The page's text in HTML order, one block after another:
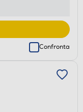
Confronta